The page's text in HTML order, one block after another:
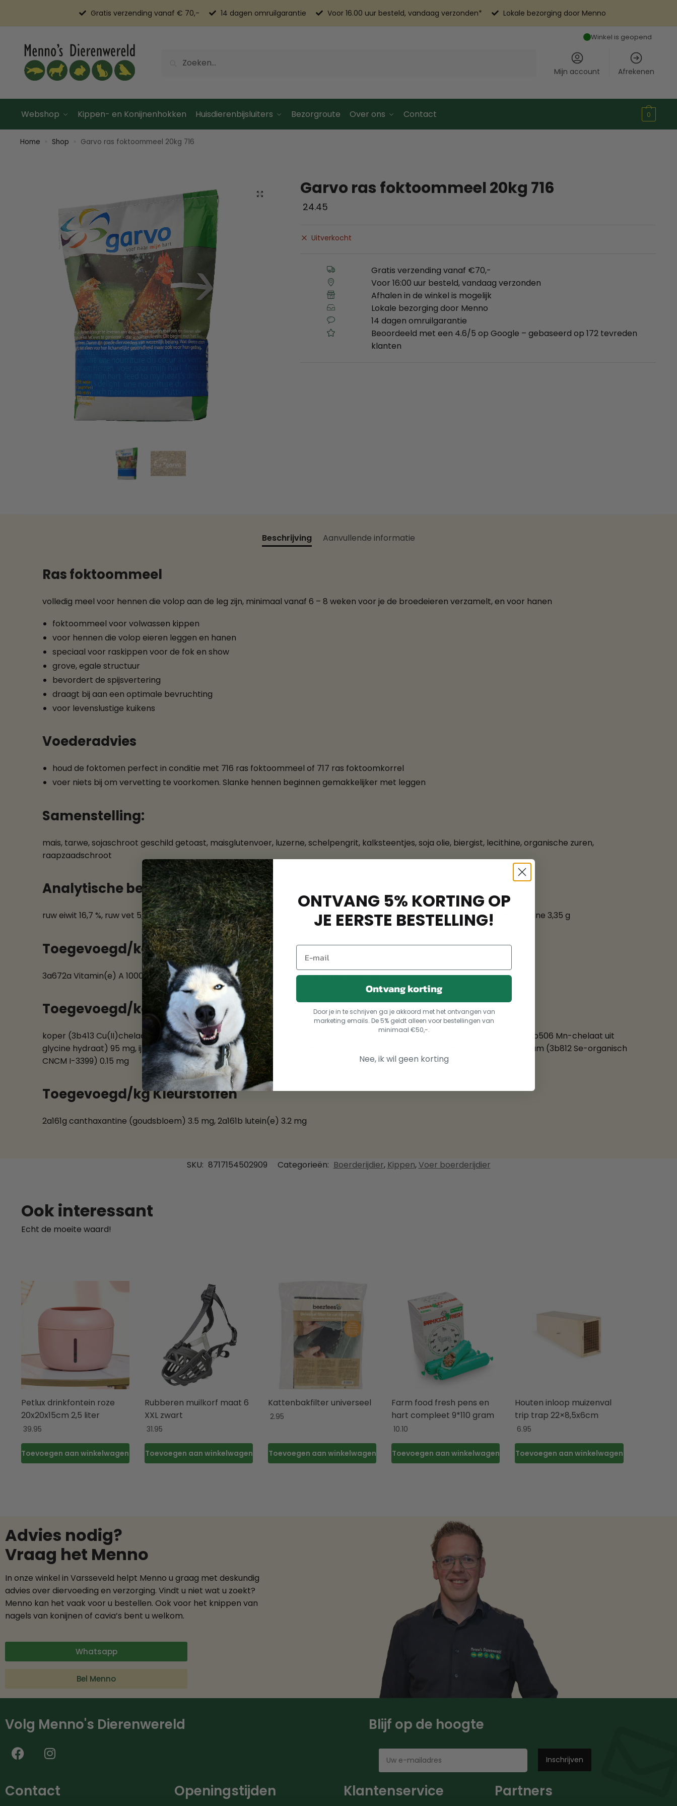
Gratis verzending vanaf € 70,- 14 dagen omruilgarantie Voor 16.00 uur besteld, vandaag verzonden* Lokale bezorging door Menno
Winkel is geopend
Mijn account Afrekenen
Webshop Kippen- en Konijnenhokken Huisdierenbijsluiters Bezorgroute Over ons Contact 0
Home Shop Garvo ras foktoommeel 20kg 716
Garvo ras foktoommeel 20kg 716
24.45
Uitverkocht
Gratis verzending vanaf €70,-
Voor 16:00 uur besteld, vandaag verzonden
Afhalen in de winkel is mogelijk
Lokale bezorging door Menno
14 dagen omruilgarantie
Beoordeeld met een 4.6/5 op Google – gebaseerd op 172 tevreden
klanten
Beschrijving Aanvullende informatie
Ras foktoommeel
volledig meel voor hennen die volop aan de leg zijn, minimaal vanaf 6 – 8 weken voor je de broedeieren verzamelt, en voor hanen
foktoommeel voor volwassen kippen
voor hennen die volop eieren leggen en hanen
speciaal voor raskippen voor de fok en show
grove, egale structuur
bevordert de spijsvertering
draagt bij aan een optimale bevruchting
voor levenslustige kuikens
Voederadvies
houd de foktomen perfect in conditie met 716 ras foktoommeel of 717 ras foktoomkorrel
voer niets bij om vervetting te voorkomen. Slanke hennen beginnen gemakkelijker met leggen
Samenstelling:
mais, tarwe, sojaschroot geschild getoast, maisglutenvoer, luzerne, schelpengrit, kalksteentjes, soja olie, biergist, lecithine, organische zuren,
raapzaadschroot
Analytische bestanddelen/kg
ruw eiwit 16,7 %, ruw vet 5,1 %, ruwe celstof 4,3 %, ruw as 12,5 %, calcium 32,25 g, fosfor 6,51 g, natrium 1,51 g, lysine 8,11 g, methionine 3,35 g
Toegevoegd/kg Vitamines
3a672a Vitamin(e) A 10000 IE, 3a671 Vitamin(e) D3 2000 IE, 3a700 Vitamin(e) E 83 mg
Toegevoegd/kg Sporenelementen
koper (3b413 Cu(II)chelaat van glycinehydraat, vast) 14 mg, zink (3b607 Zn-chelaat uit glycine hydraat) 47 mg, mangaan (3b506 Mn-chelaat uit
glycine hydraat) 95 mg, ijzer (3b103 Fe(II)sulfaat monohydraat) 68 mg, jodium (3b202 calciumjodaat anhydraat) 1 mg, selenium (3b812 Se-organisch
CNCM I-3399) 0.15 mg
Toegevoegd/kg Kleurstoffen
2a161g canthaxantine (goudsbloem) 3.5 mg, 2a161b lutein(e) 3.2 mg
SKU: 8717154502909 Categorieën: Boerderijdier, Kippen,Voer boerderijdier
Ook interessant
Echt de moeite waard!
Petlux drinkfontein roze
20x20x15cm 2,5 liter
39.95
Toevoegen aan winkelwagen
Rubberen muilkorf maat 6
XXL zwart
31.95
Toevoegen aan winkelwagen
Kattenbakfilter universeel
2.95
Toevoegen aan winkelwagen
Farm food fresh pens en
hart compleet 9*110 gram
10.10
Toevoegen aan winkelwagen
Houten inloop muizenval
trip trap 22×8,5x6cm
6.95
Toevoegen aan winkelwagen
Advies nodig?
Vraag het Menno
In onze winkel in Varsseveld helpt Menno u graag met deskundig
advies over diervoeding en verzorging. Vindt u niet wat u zoekt?
Menno kan het vaak voor u bestellen. Ook voor het knippen van
nagels van konijnen of cavia’s bent u welkom.
Whatsapp
Bel Menno
Volg Menno's Dierenwereld Blijf op de hoogte
Contact Openingstijden Klantenservice Partners
ONTVANG 5% KORTING OP
JE EERSTE BESTELLING!
Ontvang korting
Door je in te schrijven ga je akkoord met het ontvangen van
marketing emails. De 5% geldt alleen voor bestellingen van
minimaal €50,-.
Nee, ik wil geen korting